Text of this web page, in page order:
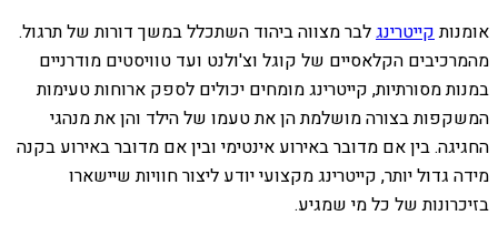
אומנותקייטרינגלבר מצווה ביהוד השתכלל במשך דורות של תרגול.
מהמרכיבים הקלאסיים של קוגל וצ'ולנט ועד טוויסטים מודרניים
במנות מסורתיות, קייטרינג מומחים יכולים לספק ארוחות טעימות
המשקפות בצורה מושלמת הן את טעמו של הילד והן את מנהגי
החגיגה. בין אם מדובר באירוע אינטימי ובין אם מדובר באירוע בקנה
מידה גדול יותר, קייטרינג מקצועי יודע ליצור חוויות שיישארו
בזיכרונות של כל מי שמגיע.